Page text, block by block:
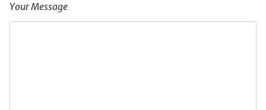
Your Message